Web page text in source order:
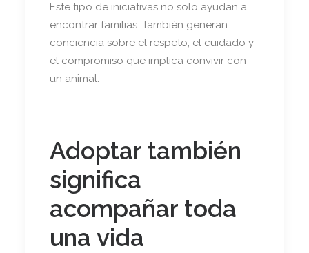
Este tipo de iniciativas no solo ayudan a
encontrar familias. También generan
conciencia sobre el respeto, el cuidado y
el compromiso que implica convivir con
un animal.
Adoptar también
significa
acompañar toda
una vida